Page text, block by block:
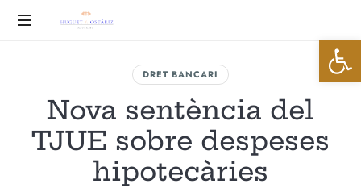
Huguet
Ostáriz
DRET BANCARI
Nova sentència del
TJUE sobre despeses
hipotecàries
Abrir